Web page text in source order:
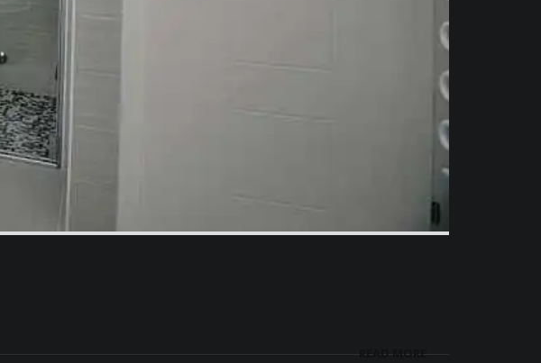
READ MORE